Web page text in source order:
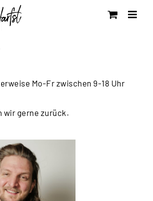
Mo-Fr zwischen 9-18 Uhr
wir gerne zurück.